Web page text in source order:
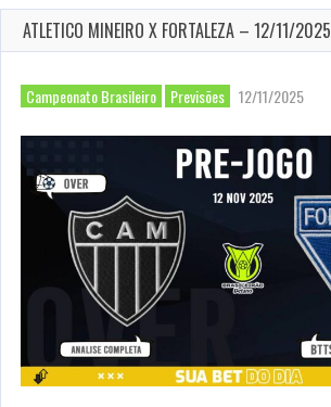
ATLETICO MINEIRO X FORTALEZA – 12/11/2025
Campeonato Brasileiro Previsões 12/11/2025